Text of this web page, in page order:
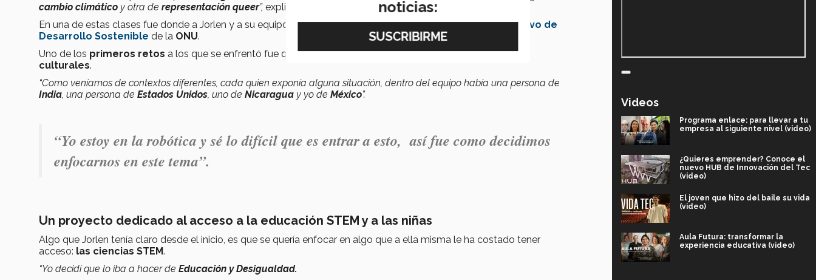
cambio climático y otra de representación queer”, explica.
En una de estas clases fue donde a Jorlen y a su equipo le pedían crear unaONGenfocada a cualquierObjetivo de
Desarrollo Sostenible de la ONU.
Uno de los primeros retos a los que se enfrentó fue que sus 3 compañeros venían de distintoscontextos
culturales.
“Como veníamos de contextos diferentes, cada quien exponía alguna situación, dentro del equipo había una persona de
India, una persona de Estados Unidos, uno de Nicaragua y yo de México”.
“Yo estoy en larobótica y sé lo difícil que es entrar a esto, así fue como decidimos
enfocarnos en este tema”.
Un proyecto dedicado al acceso a la educación STEM y a las niñas
Algo que Jorlen tenía claro desde el inicio, es que se quería enfocar en algo que a ella misma le ha costado tener
acceso: las ciencias STEM.
“Yo decidí que lo iba a hacer de Educación y Desigualdad.
Videos
Programa enlace: para llevar a tu
empresa al siguiente nivel (video)
¿Quieres emprender? Conoce el
nuevo HUB de Innovación del Tec
(video)
El joven que hizo del baile su vida
(video)
Aula Futura: transformar la
experiencia educativa (video)
noticias: